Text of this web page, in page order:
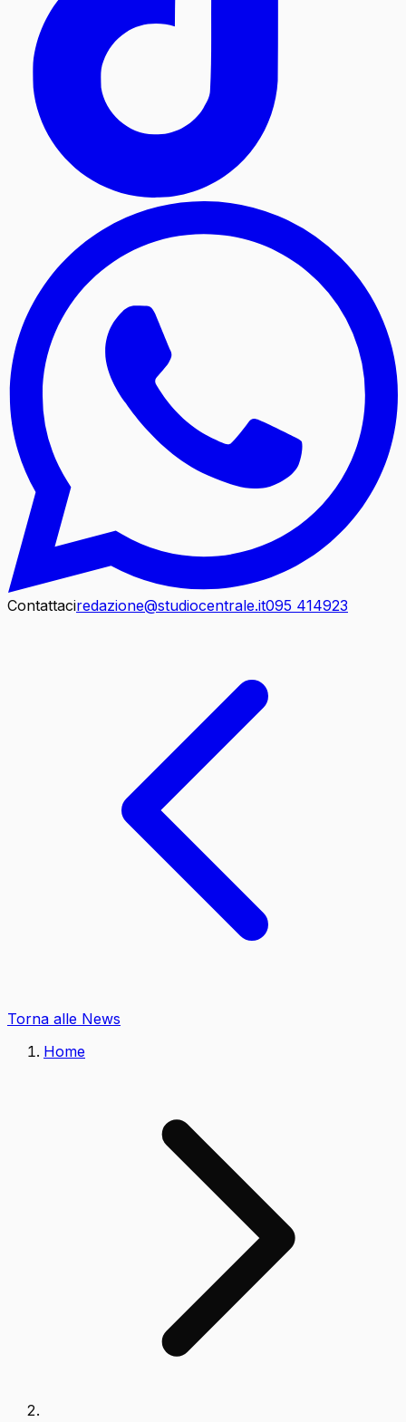
Contattaciredazione@studiocentrale.it095 414923
Torna alle News
Home